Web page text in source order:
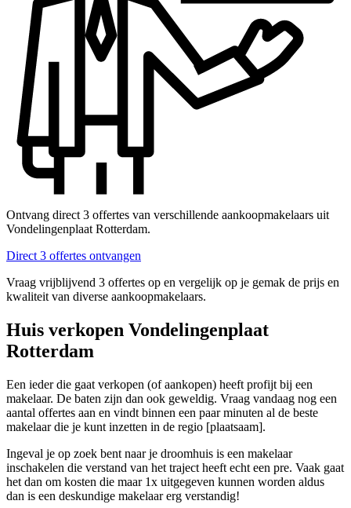
Ontvang direct 3 offertes van verschillende aankoopmakelaars uit
Vondelingenplaat Rotterdam.
Direct 3 offertes ontvangen
Vraag vrijblijvend 3 offertes op en vergelijk op je gemak de prijs en
kwaliteit van diverse aankoopmakelaars.
Huis verkopen Vondelingenplaat
Rotterdam
Een ieder die gaat verkopen (of aankopen) heeft profijt bij een
makelaar. De baten zijn dan ook geweldig. Vraag vandaag nog een
aantal offertes aan en vindt binnen een paar minuten al de beste
makelaar die je kunt inzetten in de regio [plaatsaam].
Ingeval je op zoek bent naar je droomhuis is een makelaar
inschakelen die verstand van het traject heeft echt een pre. Vaak gaat
het dan om kosten die maar 1x uitgegeven kunnen worden aldus
dan is een deskundige makelaar erg verstandig!